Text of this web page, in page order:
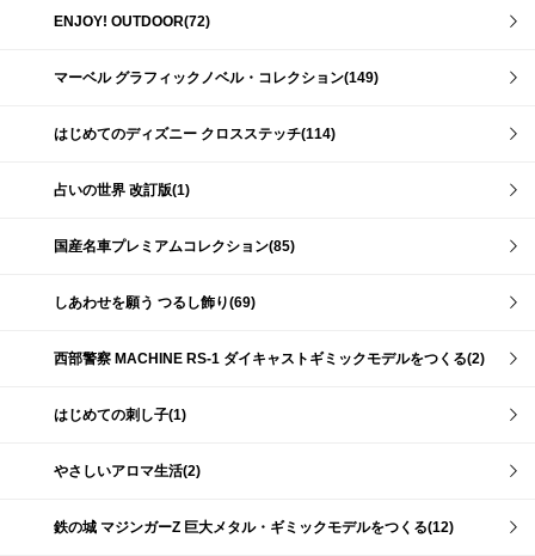
ENJOY! OUTDOOR(72)
マーベル グラフィックノベル・コレクション(149)
はじめてのディズニー クロスステッチ(114)
占いの世界 改訂版(1)
国産名車プレミアムコレクション(85)
しあわせを願う つるし飾り(69)
西部警察 MACHINE RS-1 ダイキャストギミックモデルをつくる(2)
はじめての刺し子(1)
やさしいアロマ生活(2)
鉄の城 マジンガーZ 巨大メタル・ギミックモデルをつくる(12)